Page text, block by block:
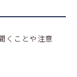
くことや注意